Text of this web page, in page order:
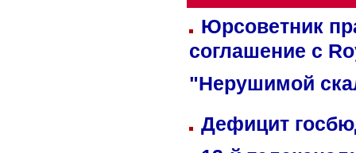
Юрсоветник
соглашение с
"Нерушимой
Дефицит